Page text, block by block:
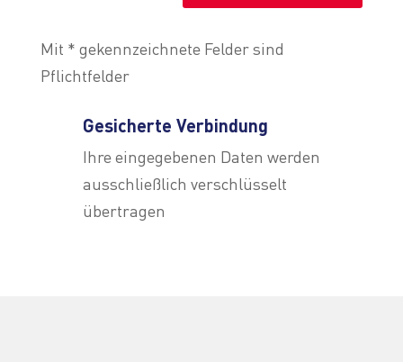
Mit * gekennzeichnete Felder sind
Pflichtfelder
Gesicherte Verbindung
Ihre eingegebenen Daten werden
ausschließlich verschlüsselt
übertragen